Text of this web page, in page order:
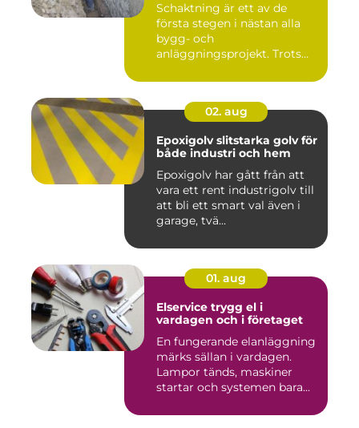
Schaktning är ett av de
första stegen i nästan alla
bygg- och
anläggningsprojekt. Trots
02. aug
Epoxigolv slitstarka golv för
både industri och hem
Epoxigolv har gått från att
vara ett rent industrigolv till
att bli ett smart val även i
garage, tvä...
01. aug
Elservice trygg el i
vardagen och i företaget
En fungerande elanläggning
märks sällan i vardagen.
Lampor tänds, maskiner
startar och systemen bara...